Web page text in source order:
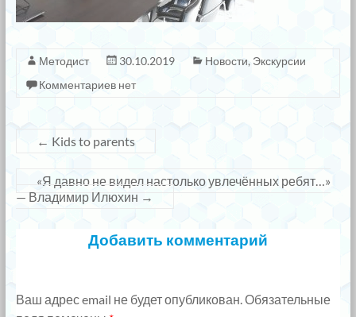
Методист 30.10.2019 Новости, Экскурсии
Комментариев нет
← Kids to parents
«Я давно не видел настолько увлечённых ребят…»
— Владимир Илюхин →
Добавить комментарий
Ваш адрес email не будет опубликован. Обязательные